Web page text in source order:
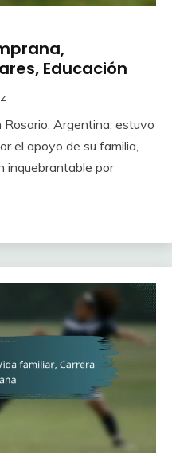
Educación
Argentina, estuvo
el apoyo de su familia,
inquebrantable por